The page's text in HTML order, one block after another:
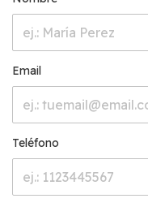
Email
Teléfono